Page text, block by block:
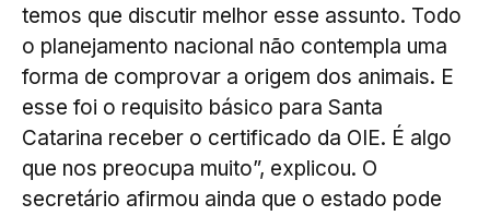
temos que discutir melhor esse assunto. Todo
o planejamento nacional não contempla uma
forma de comprovar a origem dos animais. E
esse foi o requisito básico para Santa
Catarina receber o certificado da OIE. É algo
que nos preocupa muito”, explicou. O
secretário afirmou ainda que o estado pode